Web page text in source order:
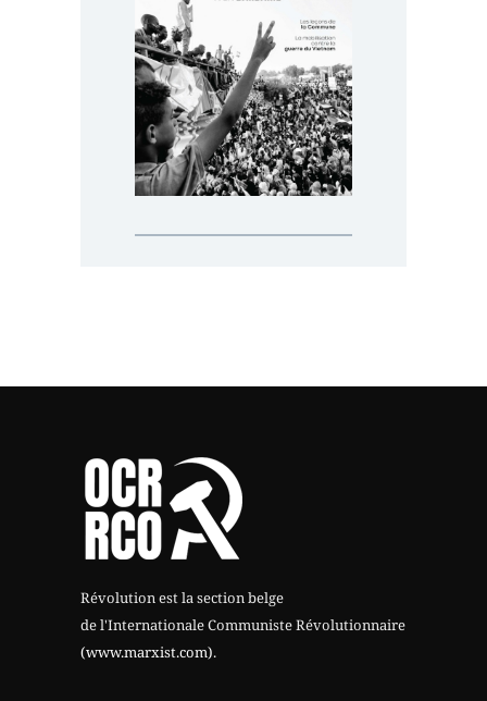
Révolution est la section belge
de l'Internationale Communiste Révolutionnaire
(www.marxist.com).